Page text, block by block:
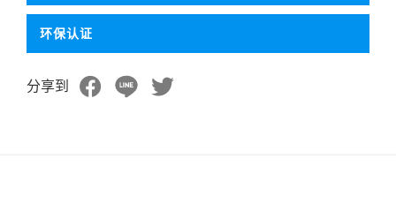
环保认证
分享到